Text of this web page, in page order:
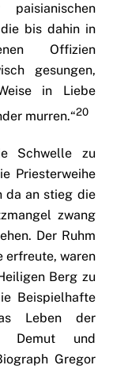
bis dahin in
Offizien
gesungen,
in Liebe
murren.“20
Schwelle zu
Priesterweihe
da an stieg die
zwang
Der Ruhm
erfreute, waren
Berg zu
Beispielhafte
Leben der
Demut und
Gregor